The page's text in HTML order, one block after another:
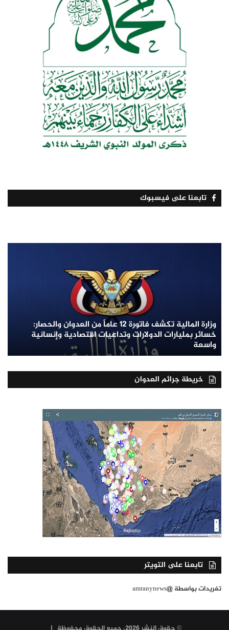
تابعنا على فيسبوك
وزارة المالية تكشف فاتورة 12 عاماً من العدوان والحصار:
خسائر بمليارات الدولارات وتداعيات اقتصادية وإنسانية
واسعة
خريطة جرائم العدوان
تابعنا على التويتر
تغريدات بواسطة @amranynews